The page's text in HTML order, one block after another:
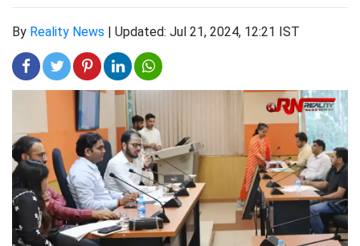
By Reality News | Updated: Jul 21, 2024, 12:21 IST